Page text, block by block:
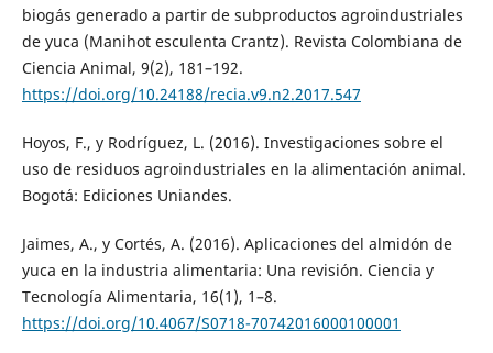
biogás generado a partir de subproductos agroindustriales
de yuca (Manihot esculenta Crantz). Revista Colombiana de
Ciencia Animal, 9(2), 181–192.
https://doi.org/10.24188/recia.v9.n2.2017.547
Hoyos, F., y Rodríguez, L. (2016). Investigaciones sobre el
uso de residuos agroindustriales en la alimentación animal.
Bogotá: Ediciones Uniandes.
Jaimes, A., y Cortés, A. (2016). Aplicaciones del almidón de
yuca en la industria alimentaria: Una revisión. Ciencia y
Tecnología Alimentaria, 16(1), 1–8.
https://doi.org/10.4067/S0718-70742016000100001